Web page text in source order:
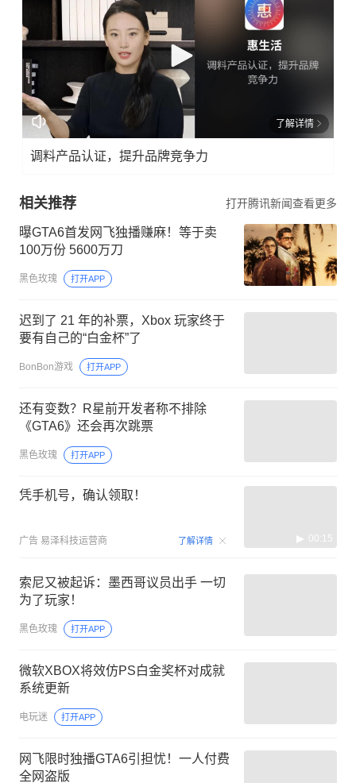
了解详情
调料产品认证，提升品牌竞争力
相关推荐 打开腾讯新闻查看更多
曝GTA6首发网飞独播赚麻！等于卖
100万份 5600万刀
黑色玫瑰 打开APP
迟到了 21 年的补票，Xbox 玩家终于
要有自己的“白金杯”了
BonBon游戏 打开APP
还有变数？R星前开发者称不排除
《GTA6》还会再次跳票
黑色玫瑰 打开APP
凭手机号，确认领取！
广告 易泽科技运营商 了解详情 00:15
索尼又被起诉：墨西哥议员出手 一切
为了玩家！
黑色玫瑰 打开APP
微软XBOX将效仿PS白金奖杯对成就
系统更新
电玩迷 打开APP
网飞限时独播GTA6引担忧！一人付费
全网盗版